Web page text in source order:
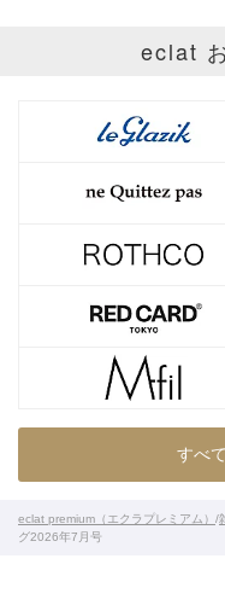
eclat
すべ
eclat premium（エクラプレミアム） /
グ2026年7月号